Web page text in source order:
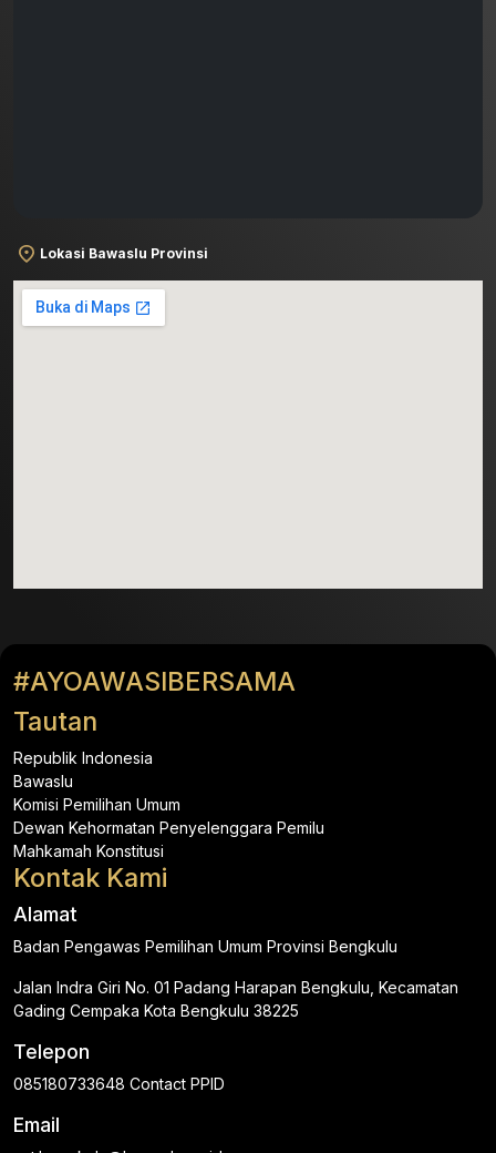
Lokasi Bawaslu Provinsi
#AYOAWASIBERSAMA
Tautan
Republik Indonesia
Bawaslu
Komisi Pemilihan Umum
Dewan Kehormatan Penyelenggara Pemilu
Mahkamah Konstitusi
Kontak Kami
Alamat
Badan Pengawas Pemilihan Umum Provinsi Bengkulu
Jalan Indra Giri No. 01 Padang Harapan Bengkulu, Kecamatan
Gading Cempaka Kota Bengkulu 38225
Telepon
085180733648 Contact PPID
Email